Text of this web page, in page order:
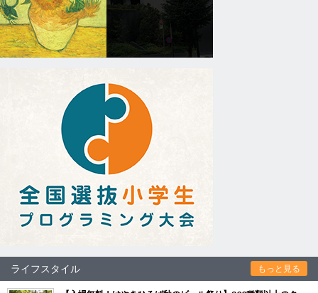
ライフスタイル もっと見る